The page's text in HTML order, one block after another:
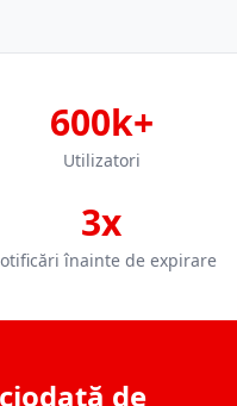
600k+
Utilizatori
3x
înainte de expirare
de